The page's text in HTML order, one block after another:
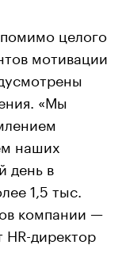
целого
мотивации
«Мы
наших
день в
1,5 тыс.
компании —
директор